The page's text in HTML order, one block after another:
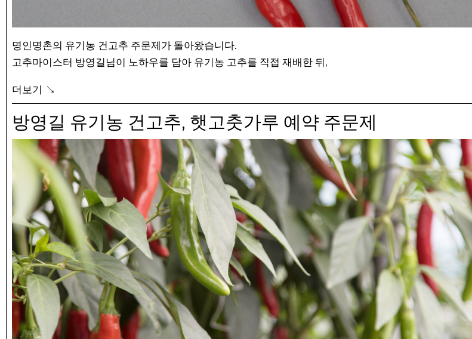
명인명촌의 유기농 건고추 주문제가 돌아왔습니다.
고추마이스터 방영길님이 노하우를 담아 유기농 고추를 직접 재배한 뒤,
(꼭지를 딴뒤 세척하였기 때문에 별도로 손질할 필요가 없습니다.)
예약 주문 기간 : 7/31 (금) ~ 8/31 (일)
예약 발송일 : 9/22 (화), 10/6(화), 10/13 (화), 10/20(화) (총 4회 발송)
판매 가격 : 유기농 건고추 1kg – 80,000원 (택배비 포함, 산지 직접 택배 발송)
햇고춧가루 500g – 49,500원 (10/6(화)부터 매장 수령)
블렌딩된 건고추 4종
– 다복 : 토종고추로 특유의 맵고 달콤한 맛과 고운 빛깔을 가지고 있음.
– 수비초 : 토종고추로 가장 좋은 식감과 매운맛을 가지고 있음.
– 점보 : 크기가 매우 크며 순한 맛을 가지고 있음.
– 파워스피드 : 크기가 크며 매운맛을 냄.
더보기 ↘
방영길 유기농 건고추, 햇고춧가루 예약 주문제